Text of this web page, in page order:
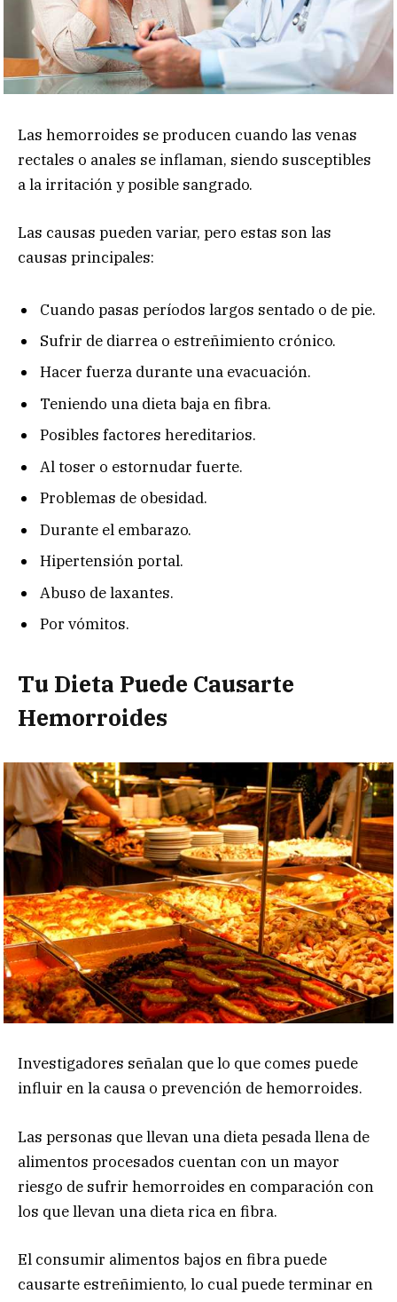
Las hemorroides se producen cuando las venas
rectales o anales se inflaman, siendo susceptibles
a la irritación y posible sangrado.
Las causas pueden variar, pero estas son las
causas principales:
Cuando pasas períodos largos sentado o de pie.
Sufrir de diarrea o estreñimiento crónico.
Hacer fuerza durante una evacuación.
Teniendo una dieta baja en fibra.
Posibles factores hereditarios.
Al toser o estornudar fuerte.
Problemas de obesidad.
Durante el embarazo.
Hipertensión portal.
Abuso de laxantes.
Por vómitos.
Tu Dieta Puede Causarte
Hemorroides
Investigadores señalan que lo que comes puede
influir en la causa o prevención de hemorroides.
Las personas que llevan una dieta pesada llena de
alimentos procesados cuentan con un mayor
riesgo de sufrir hemorroides en comparación con
los que llevan una dieta rica en fibra.
El consumir alimentos bajos en fibra puede
causarte estreñimiento, lo cual puede terminar en